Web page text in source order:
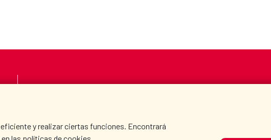
y realizar ciertas funciones. Encontrará
SALA DE PRENSA CULTURA Y CIENCIA